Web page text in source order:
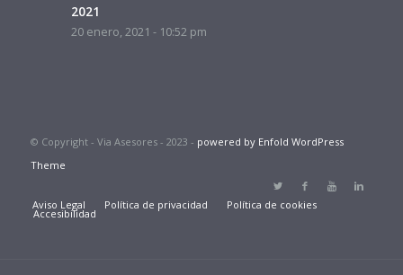
2021
20 enero, 2021 - 10:52 pm
© Copyright - Via Asesores - 2023 - powered by Enfold WordPress
Theme
Aviso Legal Política de privacidad Política de cookies
Accesibilidad